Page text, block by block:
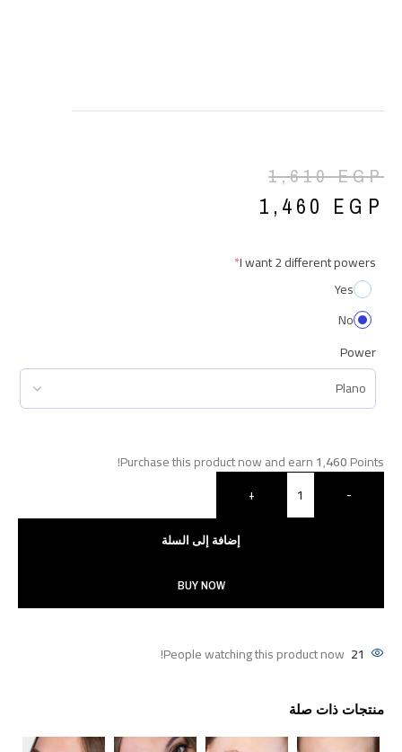
1,610EGP
1,460 EGP
I want 2 different powers
*
Yes
No
Power
Purchase this product now and earn1٬460Points!
-
+
إضافة إلى السلة
BUY NOW
21
People watching this product now!
منتجات ذات صلة